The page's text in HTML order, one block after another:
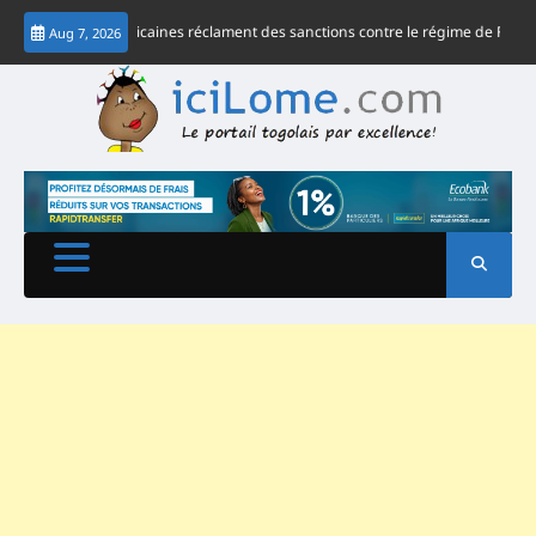
Skip
content
Aug 7, 2026
43 OSC africaines réclament des sanctions contre le régime de Faure